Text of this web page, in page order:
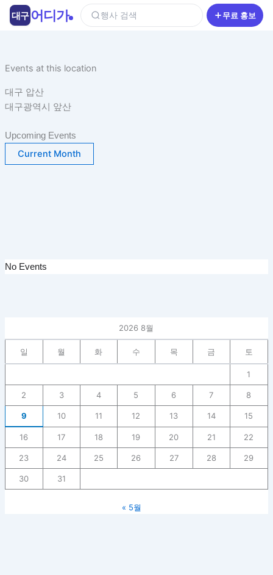
건
뛰
기
Events at this location
대구 압산
대구광역시 앞산
Upcoming Events
Current Month
No Events
2026 8월
일 월 화 수 목 금 토
1
2 3 4 5 6 7 8
9 10 11 12 13 14 15
16 17 18 19 20 21 22
23 24 25 26 27 28 29
30 31
« 5월
대구 어디가 행사 검색 무료 홍보